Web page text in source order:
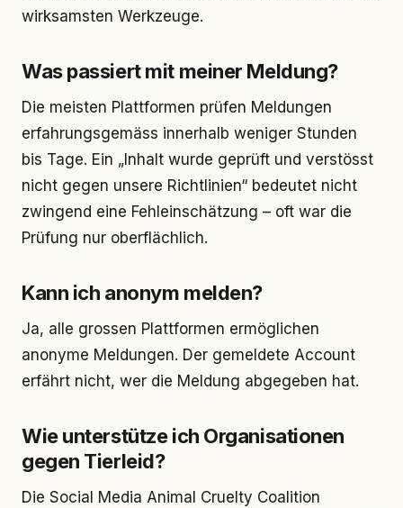
wirksamsten Werkzeuge.
Was passiert mit meiner Meldung?
Die meisten Plattformen prüfen Meldungen
erfahrungsgemäss innerhalb weniger Stunden
bis Tage. Ein „Inhalt wurde geprüft und verstösst
nicht gegen unsere Richtlinien“ bedeutet nicht
zwingend eine Fehleinschätzung – oft war die
Prüfung nur oberflächlich.
Kann ich anonym melden?
Ja, alle grossen Plattformen ermöglichen
anonyme Meldungen. Der gemeldete Account
erfährt nicht, wer die Meldung abgegeben hat.
Wie unterstütze ich Organisationen
gegen Tierleid?
Die Social Media Animal Cruelty Coalition